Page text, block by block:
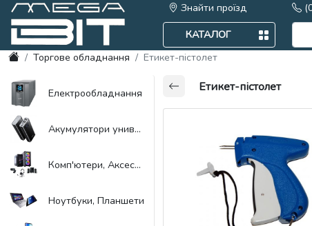
Знайти проїзд
(063) 1155084 Viber
КАТАЛОГ
Торгове обладнання
Етикет-пістолет
Електрообладнання
Акумулятори универсальні, Power Bank
Комп'ютери, Aксесуари
Ноутбуки, Планшети
Етикет-пістолет